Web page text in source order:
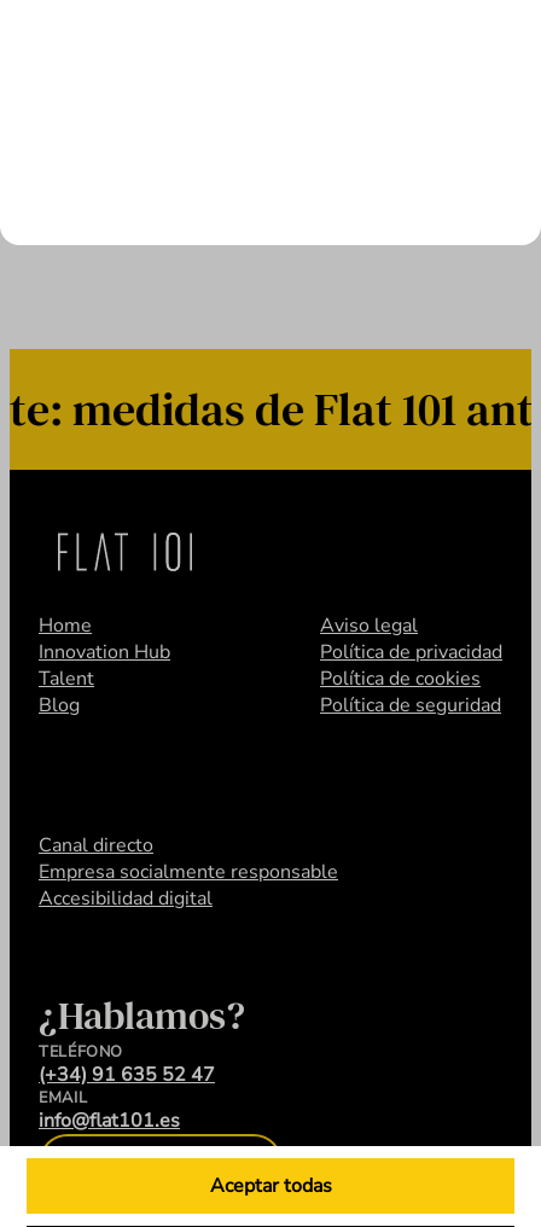
Aceptar todas
medidas de Flat 101
Home
Innovation Hub
Talent
Blog
Aviso legal
Política de privacidad
Política de cookies
Política de seguridad
Canal directo
Empresa socialmente responsable
Accesibilidad digital
¿Hablamos?
TELÉFONO
(+34) 91 635 52 47
EMAIL
info@flat101.es
CONTACTA